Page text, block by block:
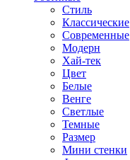
Стиль
Классические
Современные
Модерн
Хай-тек
Цвет
Белые
Венге
Светлые
Темные
Размер
Мини стенки